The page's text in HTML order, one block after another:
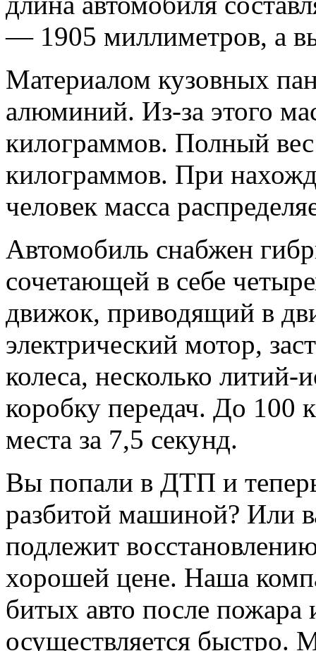
— 1905 миллиметров, а
Материалом кузовных
алюминий. Из-за этого
килограммов. Полный вес
килограммов. При
человек масса
Автомобиль снабжен
сочетающей в себе
движок, приводящий в
электрический мотор,
колеса, несколько
коробку передач. До 100
места за 7,5 секунд.
Вы попали в ДТП и теперь
разбитой машиной? Или
подлежит
хорошей цене. Наша
битых авто после пожара
осуществляется